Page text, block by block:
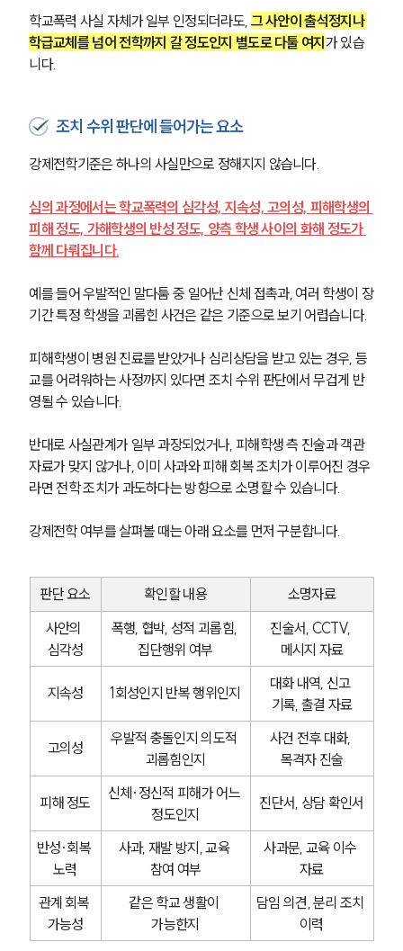
학교폭력 사실 자체가 일부 인정되더라도, 그 사안이 출석정지나
학급교체를 넘어 전학까지 갈 정도인지 별도로 다툴 여지 가 있습
니다.
조치 수위 판단에 들어가는 요소
강제전학기준은 하나의 사실만으로 정해지지 않습니다.
심의 과정에서는 학교폭력의 심각성, 지속성, 고의성, 피해학생의
피해 정도, 가해학생의 반성 정도, 양측 학생 사이의 화해 정도가
함께 다뤄집니다.
예를 들어 우발적인 말다툼 중 일어난 신체 접촉과, 여러 학생이 장
기간 특정 학생을 괴롭힌 사건은 같은 기준으로 보기 어렵습니다.
피해학생이 병원 진료를 받았거나 심리상담을 받고 있는 경우, 등
교를 어려워하는 사정까지 있다면 조치 수위 판단에서 무겁게 반
영될 수 있습니다.
반대로 사실관계가 일부 과장되었거나, 피해학생 측 진술과 객관
자료가 맞지 않거나, 이미 사과와 피해 회복 조치가 이루어진 경우
라면 전학 조치가 과도하다는 방향으로 소명할 수 있습니다.
강제전학 여부를 살펴볼 때는 아래 요소를 먼저 구분합니다.
판단 요소 확인할 내용
소명자료
사안의
심각성
폭행, 협박, 성적 괴롭힘,
집단행위 여부
진술서, CCTV,
메시지 자료
지속성 1회성인지 반복 행위인지
대화 내역, 신고
기록, 출결 자료
고의성
우발적 충돌인지 의도적
괴롭힘인지
사건 전후 대화,
목격자 진술
피해 정도
신체·정신적 피해가 어느
정도인지
진단서, 상담 확인서
반성·회복
노력
사과, 재발 방지, 교육
참여 여부
사과문, 교육 이수
자료
관계 회복
가능성
같은 학교 생활이
가능한지
담임 의견, 분리 조치
이력